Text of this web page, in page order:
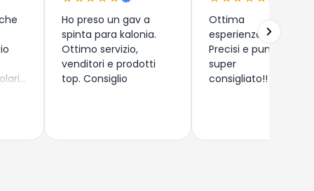
di
Ho preso un gav a
spinta para kalonia.
Ottimo servizio,
venditori e prodotti
top. Consiglio
Ottima
esperienza!!
Precisi e puntuali,
super
consigliato!!